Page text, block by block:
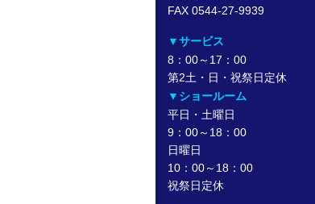
FAX 0544-27-9939
▼サービス
8：00～17：00
第2土・日・祝祭日定休
▼ショールーム
平日・土曜日
9：00～18：00
日曜日
10：00～18：00
祝祭日定休